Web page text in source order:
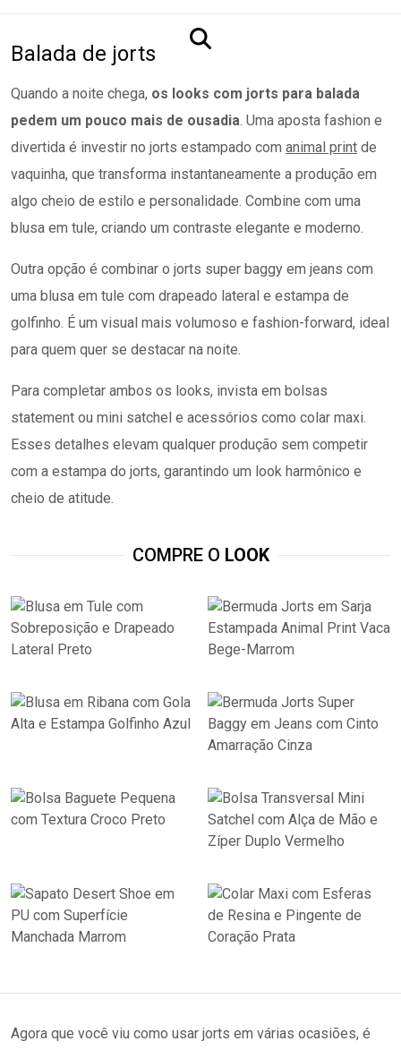
Balada de jorts
Quando a noite chega, os looks com jorts para balada
pedem um pouco mais de ousadia. Uma aposta fashion e
divertida é investir no jorts estampado com animal print de
vaquinha, que transforma instantaneamente a produção em
algo cheio de estilo e personalidade. Combine com uma
blusa em tule, criando um contraste elegante e moderno.
Outra opção é combinar o jorts super baggy em jeans com
uma blusa em tule com drapeado lateral e estampa de
golfinho. É um visual mais volumoso e fashion-forward, ideal
para quem quer se destacar na noite.
Para completar ambos os looks, invista em bolsas
statement ou mini satchel e acessórios como colar maxi.
Esses detalhes elevam qualquer produção sem competir
com a estampa do jorts, garantindo um look harmônico e
cheio de atitude.
COMPRE O LOOK
Agora que você viu como usar jorts em várias ocasiões, é